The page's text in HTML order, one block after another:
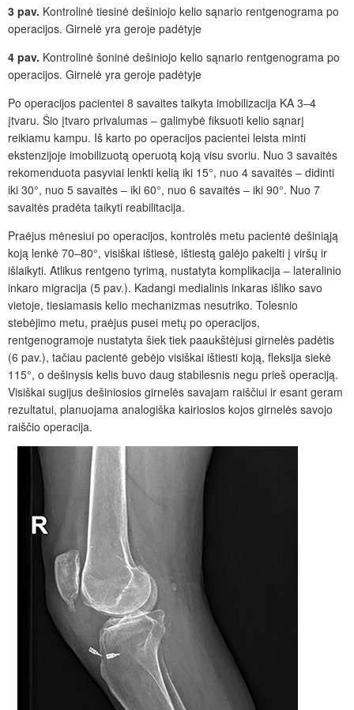
3 pav. Kontrolinė tiesinė dešiniojo kelio sąnario rentgenograma po
operacijos. Girnelė yra geroje padėtyje
4 pav. Kontrolinė šoninė dešiniojo kelio sąnario rentgenograma po
operacijos. Girnelė yra geroje padėtyje
Po operacijos pacientei 8 savaites taikyta imobilizacija KA 3‒4
įtvaru. Šio įtvaro privalumas ‒ galimybė fiksuoti kelio sąnarį
reikiamu kampu. Iš karto po operacijos pacientei leista minti
ekstenzijoje imobilizuotą operuotą koją visu svoriu. Nuo 3 savaitės
rekomenduota pasyviai lenkti kelią iki 15°, nuo 4 savaitės ‒ didinti
iki 30°, nuo 5 savaitės ‒ iki 60°, nuo 6 savaitės ‒ iki 90°. Nuo 7
savaitės pradėta taikyti reabilitacija.
Praėjus mėnesiui po operacijos, kontrolės metu pacientė dešiniąją
koją lenkė 70‒80°, visiškai ištiesė, ištiestą galėjo pakelti į viršų ir
išlaikyti. Atlikus rentgeno tyrimą, nustatyta komplikacija ‒ lateralinio
inkaro migracija (5 pav.). Kadangi medialinis inkaras išliko savo
vietoje, tiesiamasis kelio mechanizmas nesutriko. Tolesnio
stebėjimo metu, praėjus pusei metų po operacijos,
rentgenogramoje nustatyta šiek tiek paaukštėjusi girnelės padėtis
(6 pav.), tačiau pacientė gebėjo visiškai ištiesti koją, fleksija siekė
115°, o dešinysis kelis buvo daug stabilesnis negu prieš operaciją.
Visiškai sugijus dešiniosios girnelės savajam raiščiui ir esant geram
rezultatui, planuojama analogiška kairiosios kojos girnelės savojo
raiščio operacija.